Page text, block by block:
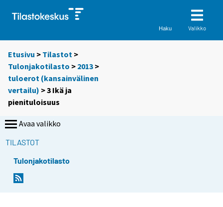
Haku Valikko
Etusivu > Tilastot >
Tulonjakotilasto > 2013 >
tuloerot (kansainvälinen
vertailu) > 3 Ikä ja
pienituloisuus
Avaa valikko
TILASTOT
Tulonjakotilasto